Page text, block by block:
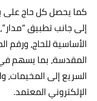
كما يحصل كل حاج على
إلى جانب تطبيق
الأساسية للحاج، ورقم
المقدسة، بما يسهم
السريع إلى المخيمات،
الإلكتروني المعتمد.